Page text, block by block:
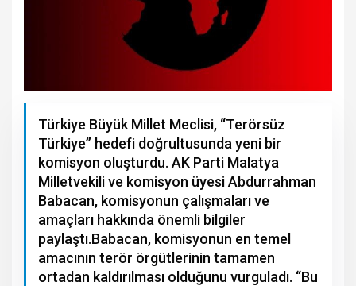
Türkiye Büyük Millet Meclisi, “Terörsüz
Türkiye” hedefi doğrultusunda yeni bir
komisyon oluşturdu. AK Parti Malatya
Milletvekili ve komisyon üyesi Abdurrahman
Babacan, komisyonun çalışmaları ve
amaçları hakkında önemli bilgiler
paylaştı.Babacan, komisyonun en temel
amacının terör örgütlerinin tamamen
ortadan kaldırılması olduğunu vurguladı. “Bu